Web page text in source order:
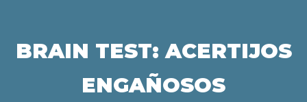
BRAIN TEST: ACERTIJOS
ENGAÑOSOS